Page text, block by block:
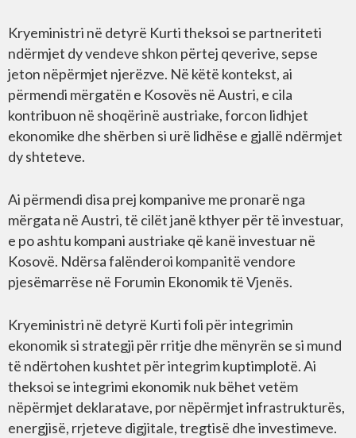
Kryeministri në detyrë Kurti theksoi se partneriteti
ndërmjet dy vendeve shkon përtej qeverive, sepse
jeton nëpërmjet njerëzve. Në këtë kontekst, ai
përmendi mërgatën e Kosovës në Austri, e cila
kontribuon në shoqërinë austriake, forcon lidhjet
ekonomike dhe shërben si urë lidhëse e gjallë ndërmjet
dy shteteve.
Ai përmendi disa prej kompanive me pronarë nga
mërgata në Austri, të cilët janë kthyer për të investuar,
e po ashtu kompani austriake që kanë investuar në
Kosovë. Ndërsa falënderoi kompanitë vendore
pjesëmarrëse në Forumin Ekonomik të Vjenës.
Kryeministri në detyrë Kurti foli për integrimin
ekonomik si strategji për rritje dhe mënyrën se si mund
të ndërtohen kushtet për integrim kuptimplotë. Ai
theksoi se integrimi ekonomik nuk bëhet vetëm
nëpërmjet deklaratave, por nëpërmjet infrastrukturës,
energjisë, rrjeteve digjitale, tregtisë dhe investimeve.